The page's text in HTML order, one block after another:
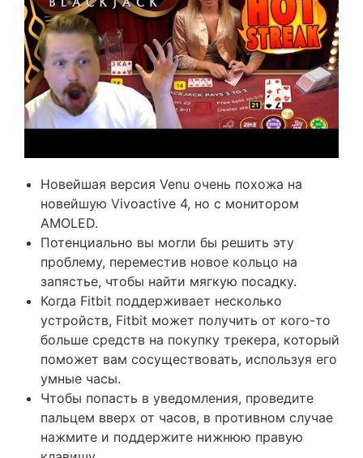
Новейшая версия Venu очень похожа на
новейшую Vivoactive 4, но с монитором
AMOLED.
Потенциально вы могли бы решить эту
проблему, переместив новое кольцо на
запястье, чтобы найти мягкую посадку.
Когда Fitbit поддерживает несколько
устройств, Fitbit может получить от кого-то
больше средств на покупку трекера, который
поможет вам сосуществовать, используя его
умные часы.
Чтобы попасть в уведомления, проведите
пальцем вверх от часов, в противном случае
нажмите и поддержите нижнюю правую